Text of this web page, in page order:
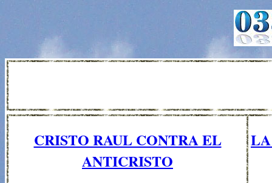
CRISTO RAUL CONTRA EL
ANTICRISTO